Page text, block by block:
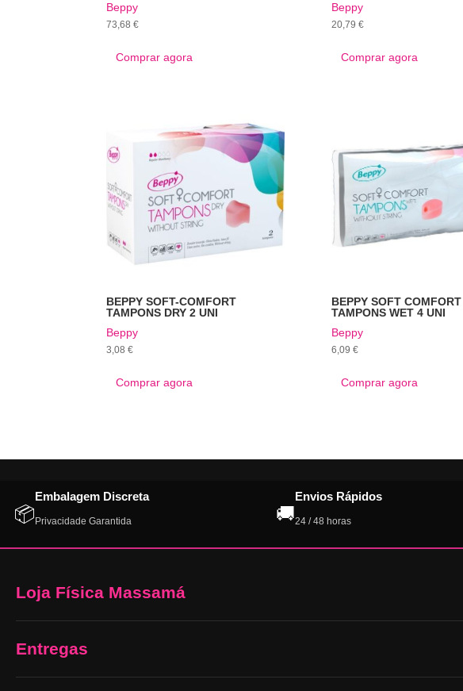
Beppy
73,68€
Comprar agora
Beppy
20,79 €
Comprar agora
BEPPY SOFT-COMFORT
TAMPONS DRY 2 UNI
Beppy
3,08€
Comprar agora
BEPPY SOFT COMFORT
TAMPONS WET 4 UNI
Beppy
6,09 €
Comprar agora
📦
Embalagem Discreta
Privacidade Garantida 🚚
Envios Rápidos
24 / 48 horas
Loja Física Massamá
Entregas